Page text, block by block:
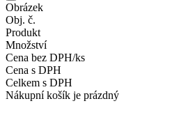
Obrázek
Obj. č.
Produkt
Množství
Cena bez DPH/ks
Cena s DPH
Celkem s DPH
Nákupní košík je prázdný